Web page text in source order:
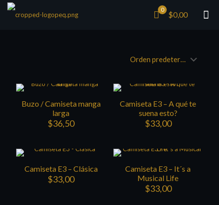
0
$0,00
Buzo / Camiseta manga
larga
$36,50
Camiseta E3 – A qué te
suena esto?
$33,00
Camiseta E3 – Clásica
$33,00
Camiseta E3 – It´s a
Musical Life
$33,00